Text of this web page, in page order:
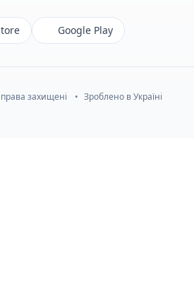
Google Play
права захищені • Зроблено в Україні